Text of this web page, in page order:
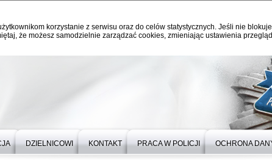
korzystanie z serwisu oraz do celów statystycznych. Jeśli nie
że możesz samodzielnie zarządzać cookies, zmieniając ustawienia
DZIELNICOWI KONTAKT PRACA W POLICJI OCHRONA